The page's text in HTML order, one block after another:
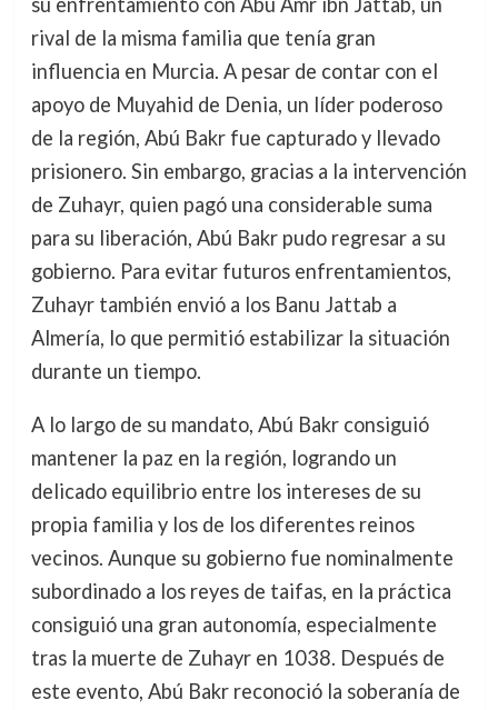
rival de la misma familia que tenía gran
influencia en Murcia. A pesar de contar con el
apoyo de Muyahid de Denia, un líder poderoso
de la región, Abú Bakr fue capturado y llevado
prisionero. Sin embargo, gracias a la intervención
de Zuhayr, quien pagó una considerable suma
para su liberación, Abú Bakr pudo regresar a su
gobierno. Para evitar futuros enfrentamientos,
Zuhayr también envió a los Banu Jattab a
Almería, lo que permitió estabilizar la situación
durante un tiempo.
A lo largo de su mandato, Abú Bakr consiguió
mantener la paz en la región, logrando un
delicado equilibrio entre los intereses de su
propia familia y los de los diferentes reinos
vecinos. Aunque su gobierno fue nominalmente
subordinado a los reyes de taifas, en la práctica
consiguió una gran autonomía, especialmente
tras la muerte de Zuhayr en 1038. Después de
este evento, Abú Bakr reconoció la soberanía de